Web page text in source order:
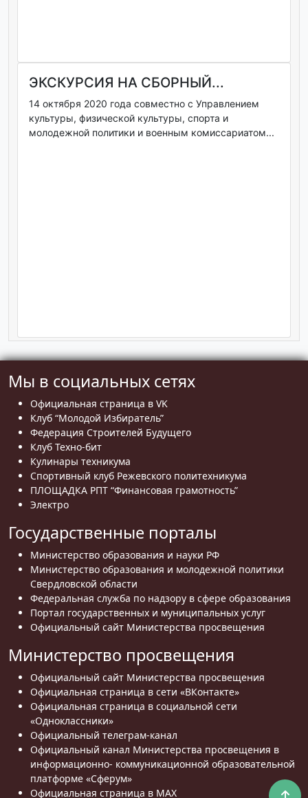
ЭКСКУРСИЯ НА СБОРНЫЙ...
14 октября 2020 года совместно с Управлением
культуры, физической культуры, спорта и
молодежной политики и военным комиссариатом...
Мы в социальных сетях
Официальная страница в VK
Клуб “Молодой Избиратель”
Федерация Строителей Будущего
Клуб Техно-бит
Кулинары техникума
Спортивный клуб Режевского политехникума
ПЛОЩАДКА РПТ “Финансовая грамотность”
Электро
Государственные порталы
Министерство образования и науки РФ
Министерство образования и молодежной политики
Свердловской области
Федеральная служба по надзору в сфере образования
Портал государственных и муниципальных услуг
Официальный сайт Министерства просвещения
Министерство просвещения
Официальный сайт Министерства просвещения
Официальная страница в сети «ВКонтакте»
Официальная страница в социальной сети
«Одноклассники»
Официальный телеграм-канал
Официальный канал Министерства просвещения в
информационно- коммуникационной образовательной
платформе «Сферум»
Официальная страница в MAX